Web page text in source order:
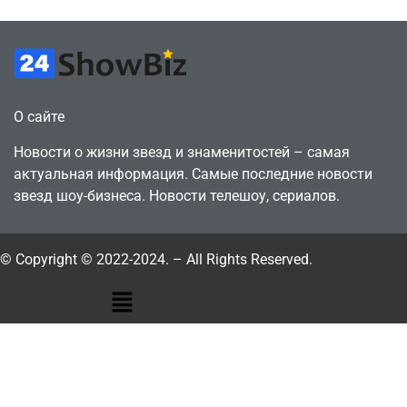
О сайте
Новости о жизни звезд и знаменитостей – самая
актуальная информация. Самые последние новости
звезд шоу-бизнеса. Новости телешоу, сериалов.
© Copyright © 2022-2024. – All Rights Reserved.